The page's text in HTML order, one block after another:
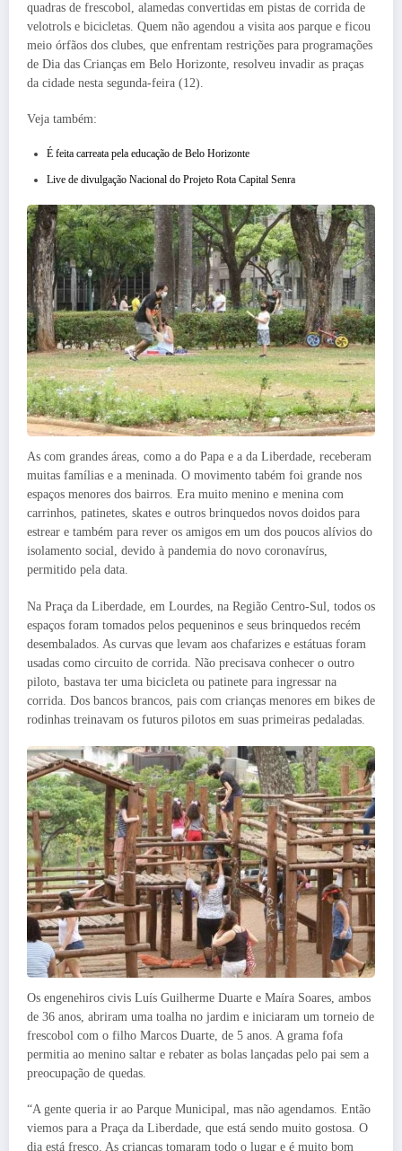
quadras de frescobol, alamedas convertidas em pistas de corrida de
velotrols e bicicletas. Quem não agendou a visita aos parque e ficou
meio órfãos dos clubes, que enfrentam restrições para programações
de Dia das Crianças em Belo Horizonte, resolveu invadir as praças
da cidade nesta segunda-feira (12).
Veja também:
É feita carreata pela educação de Belo Horizonte
Live de divulgação Nacional do Projeto Rota Capital Senra
As com grandes áreas, como a do Papa e a da Liberdade, receberam
muitas famílias e a meninada. O movimento tabém foi grande nos
espaços menores dos bairros. Era muito menino e menina com
carrinhos, patinetes, skates e outros brinquedos novos doidos para
estrear e também para rever os amigos em um dos poucos alívios do
isolamento social, devido à pandemia do novo coronavírus,
permitido pela data.
Na Praça da Liberdade, em Lourdes, na Região Centro-Sul, todos os
espaços foram tomados pelos pequeninos e seus brinquedos recém
desembalados. As curvas que levam aos chafarizes e estátuas foram
usadas como circuito de corrida. Não precisava conhecer o outro
piloto, bastava ter uma bicicleta ou patinete para ingressar na
corrida. Dos bancos brancos, pais com crianças menores em bikes de
rodinhas treinavam os futuros pilotos em suas primeiras pedaladas.
Os engenehiros civis Luís Guilherme Duarte e Maíra Soares, ambos
de 36 anos, abriram uma toalha no jardim e iniciaram um torneio de
frescobol com o filho Marcos Duarte, de 5 anos. A grama fofa
permitia ao menino saltar e rebater as bolas lançadas pelo pai sem a
preocupação de quedas.
“A gente queria ir ao Parque Municipal, mas não agendamos. Então
viemos para a Praça da Liberdade, que está sendo muito gostosa. O
dia está fresco. As crianças tomaram todo o lugar e é muito bom